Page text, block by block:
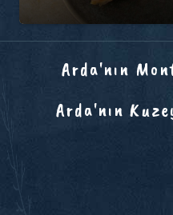
Arda'nın
Arda'nın